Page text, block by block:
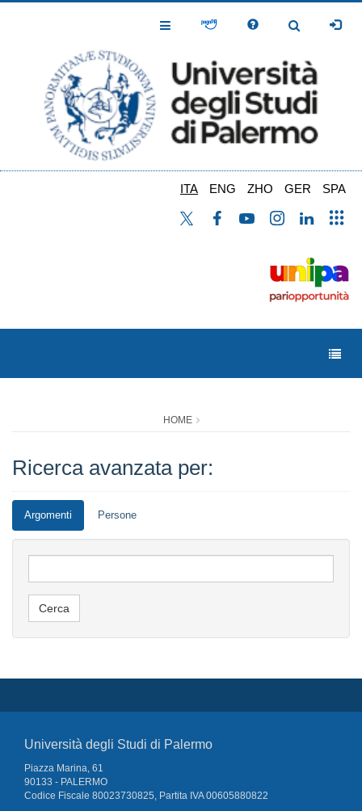
Toggle
Toggle
ITA ENG ZHO GER SPA
HOME
Ricerca avanzata per:
Argomenti Persone
Università degli Studi di Palermo
Piazza Marina, 61
90133 - PALERMO
Codice Fiscale 80023730825, Partita IVA 00605880822